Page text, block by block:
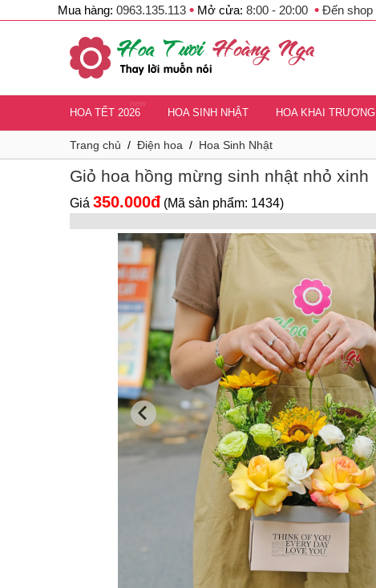
Mua hàng: 0963.135.113 • Mở cửa: 8:00 - 20:00 • Đến shop
new
HOA TẾT 2026 HOA SINH NHẬT HOA KHAI TRƯƠNG
Trang chủ / Điện hoa / Hoa Sinh Nhật
Giỏ hoa hồng mừng sinh nhật nhỏ xinh
Giá 350.000đ (Mã sản phẩm: 1434)